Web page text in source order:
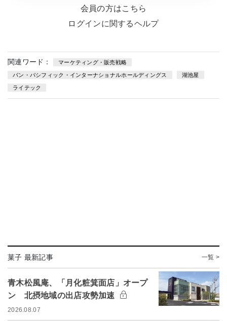
会員の方はこちら
ログインに関するヘルプ
関連ワード： マーケティング・販売戦略
パン・パシフィック・インターナショナルホールディングス 湖池屋
ライテック
菓子 最新記事 一覧 >
青木松風庵、「月化粧箕面店」オープ
ン 北摂地域の出店攻勢加速
2026.08.07